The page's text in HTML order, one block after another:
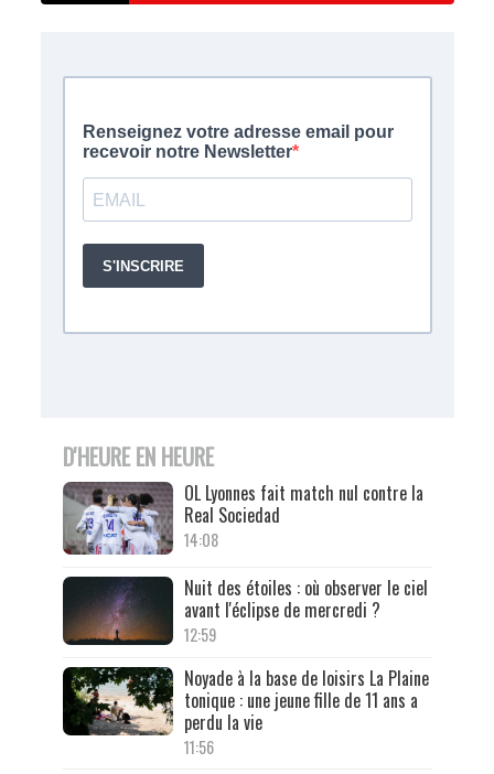
D'HEURE EN HEURE
OL Lyonnes fait match nul contre la
Real Sociedad
14:08
Nuit des étoiles : où observer le ciel
avant l'éclipse de mercredi ?
12:59
Noyade à la base de loisirs La Plaine
tonique : une jeune fille de 11 ans a
perdu la vie
11:56